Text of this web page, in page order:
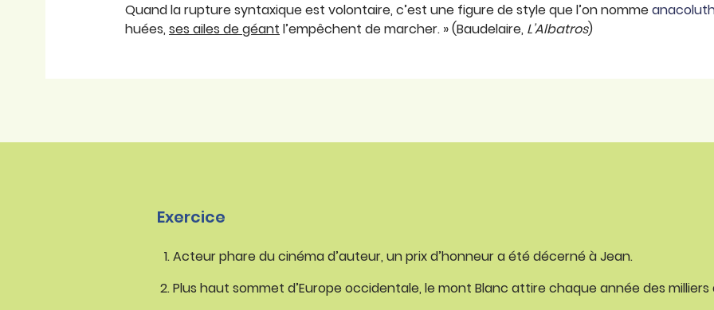
Quand la rupture syntaxique est volontaire, c’est une figure de style que l’on nomme
huées, ses ailes de géant l’empêchent de marcher. » (Baudelaire, L’Albatros)
Exercice
Acteur phare du cinéma d’auteur, un prix d’honneur a été décerné à Jean.
Plus haut sommet d’Europe occidentale, le mont Blanc attire chaque année des milliers